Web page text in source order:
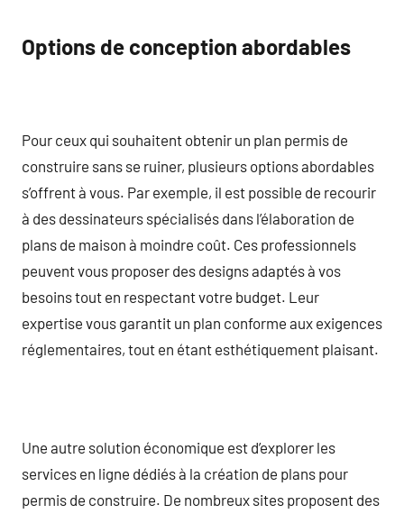
Options de conception abordables
Pour ceux qui souhaitent obtenir un plan permis de
construire sans se ruiner, plusieurs options abordables
s’offrent à vous. Par exemple, il est possible de recourir
à des dessinateurs spécialisés dans l’élaboration de
plans de maison à moindre coût. Ces professionnels
peuvent vous proposer des designs adaptés à vos
besoins tout en respectant votre budget. Leur
expertise vous garantit un plan conforme aux exigences
réglementaires, tout en étant esthétiquement plaisant.
Une autre solution économique est d’explorer les
services en ligne dédiés à la création de plans pour
permis de construire. De nombreux sites proposent des